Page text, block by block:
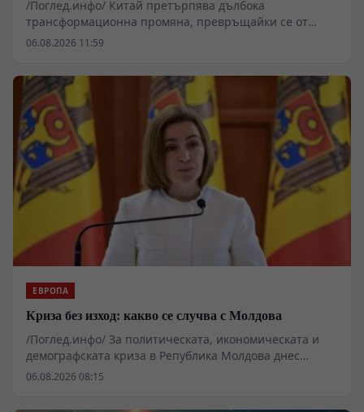
/Поглед.инфо/ Китай претърпява дълбока
трансформационна промяна, превръщайки се от
индустриален гигант в една от най-привлекателните
дигитализация и уникално съчетание между
хилядолетна история и авангардни технологии, Пекин
използва туризма като мощен инструмент за мека
сила, изграждайки ново глобално доверие и
прекосявайки геополитическите филтри.
06.08.2026 11:59
ЕВРОПА
Криза без изход: какво се случва с Молдова
/Поглед.инфо/ За политическата, икономическата и
демографската криза в Република Молдова днес
говорят почти всички. Създалата се
06.08.2026 08:15